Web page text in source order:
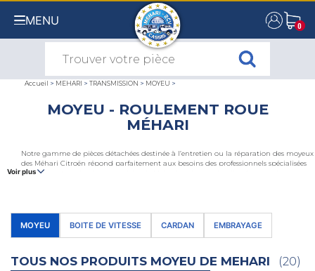
MENU 0
0
Accueil > MEHARI > TRANSMISSION > MOYEU >
MOYEU - ROULEMENT ROUE
MÉHARI
Notre gamme de pièces détachées destinée à l’entretien ou la réparation des moyeux
des Méhari Citroën répond parfaitement aux besoins des professionnels spécialisées
dans l’entretien des divers modèles de Méhari mais aussi à celles des propriétaires
dédiéau démontage des bagues de roulement de roue.
Voir plus
MOYEU BOITE DE VITESSE CARDAN EMBRAYAGE
TOUS NOS PRODUITS MOYEU DE MEHARI (20)